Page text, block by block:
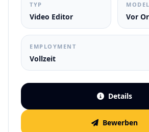
TYP
Video Editor Vor
EMPLOYMENT
Vollzeit
Details
Bewerben